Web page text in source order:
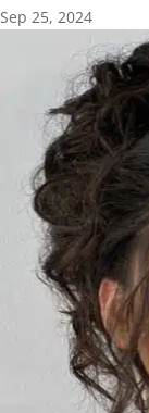
Sep 25, 2024